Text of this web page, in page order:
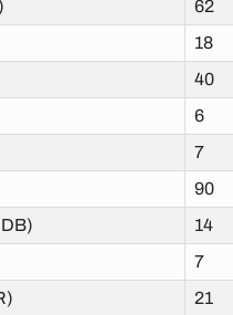
62
18
40
6
7
90
14
7
21